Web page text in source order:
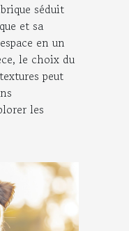
séduit
et sa
en un
le choix du
peut
les